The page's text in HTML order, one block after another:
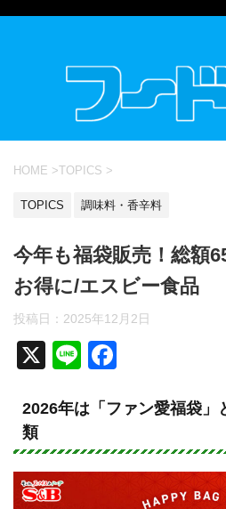
HOME >TOPICS >
TOPICS 調味料・香辛料
今年も福袋販売！総額
お得に/エスビー食品
投稿日： 2025年12月2日
X
Li
e
c
e
b
2026年は「ファン愛福袋」
類